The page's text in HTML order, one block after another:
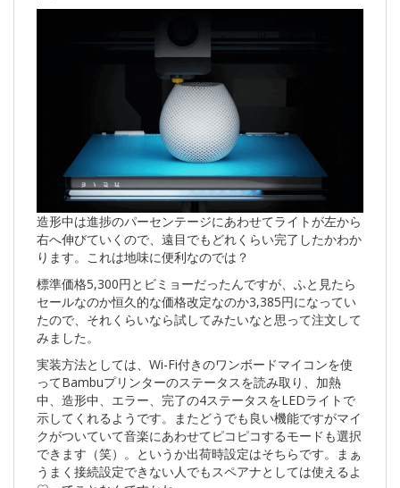
造形中は進捗のパーセンテージにあわせてライトが左から
右へ伸びていくので、遠目でもどれくらい完了したかわか
ります。これは地味に便利なのでは？
標準価格5,300円とビミョーだったんですが、ふと見たら
セールなのか恒久的な価格改定なのか3,385円になってい
たので、それくらいなら試してみたいなと思って注文して
みました。
実装方法としては、Wi-Fi付きのワンボードマイコンを使
ってBambuプリンターのステータスを読み取り、加熱
中、造形中、エラー、完了の4ステータスをLEDライトで
示してくれるようです。またどうでも良い機能ですがマイ
クがついていて音楽にあわせてピコピコするモードも選択
できます（笑）。というか出荷時設定はそちらです。まぁ
うまく接続設定できない人でもスペアナとしては使えるよ